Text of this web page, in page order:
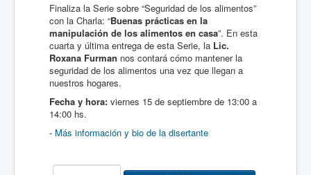
Finaliza la Serie sobre “Seguridad de los alimentos”
con la Charla: “Buenas prácticas en la
manipulación de los alimentos en casa”. En esta
cuarta y última entrega de esta Serie, la Lic.
Roxana Furman nos contará cómo mantener la
seguridad de los alimentos una vez que llegan a
nuestros hogares.
Fecha y hora: viernes 15 de septiembre de 13:00 a
14:00 hs.
- Más información y bio de la disertante